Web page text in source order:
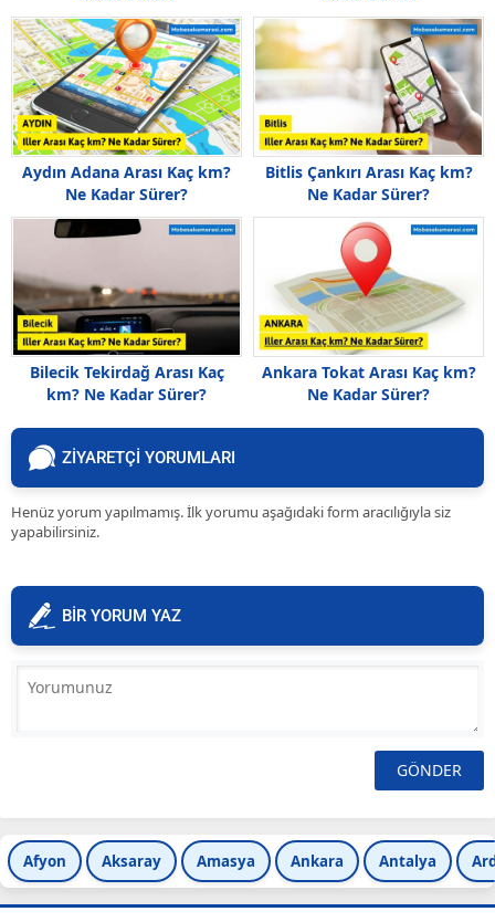
Aydın Adana Arası Kaç km?
Ne Kadar Sürer?
Bitlis Çankırı Arası Kaç km?
Ne Kadar Sürer?
Bilecik Tekirdağ Arası Kaç
km? Ne Kadar Sürer?
Ankara Tokat Arası Kaç km?
Ne Kadar Sürer?
ZİYARETÇİ YORUMLARI
Henüz yorum yapılmamış. İlk yorumu aşağıdaki form aracılığıyla siz
yapabilirsiniz.
BİR YORUM YAZ
Afyon Aksaray Amasya Ankara Antalya